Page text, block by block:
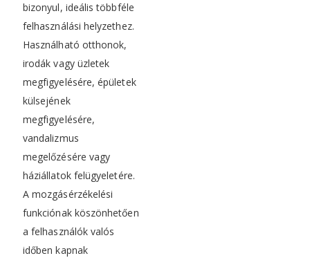
bizonyul, ideális többféle
felhasználási helyzethez.
Használható otthonok,
irodák vagy üzletek
megfigyelésére, épületek
külsejének
megfigyelésére,
vandalizmus
megelőzésére vagy
háziállatok felügyeletére.
A mozgásérzékelési
funkciónak köszönhetően
a felhasználók valós
időben kapnak